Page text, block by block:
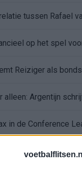
tussen Rafael
op het spel
Reiziger als
alleen: Argentijn
in de Conference
Eredivisie-